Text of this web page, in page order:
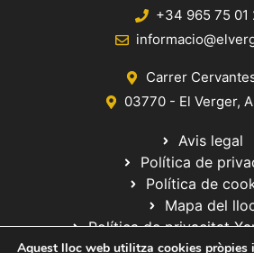
+34 965 75 01
Carrer
03770 - El Verger,
Avis legal
Política de
Política de
Mapa del
Política de privacitat
Aquest lloc web utilitza cookies pròpies